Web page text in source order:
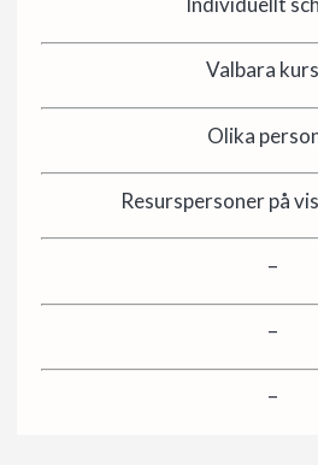
Valbara
Olika
Resurspersoner på
–
–
–